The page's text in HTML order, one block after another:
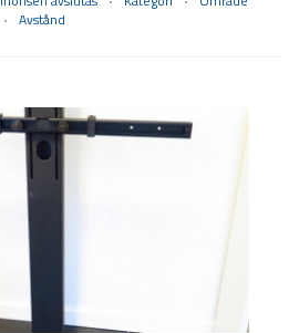
Avstånd